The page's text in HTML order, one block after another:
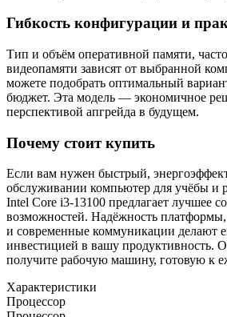
Гибкость конфигурации и
Тип и объём оперативной памяти,
видеопамяти зависят от выбранной
можете подобрать оптимальный
бюджет. Эта модель — экономичное
перспективой апгрейда в будущем.
Почему стоит купить
Если вам нужен быстрый,
обслуживании компьютер для учёбы и
Intel Core i3-13100 предлагает лучшее
возможностей. Надёжность
и современные коммуникации делают
инвестицией в вашу продуктивность.
получите рабочую машину, готовую к
Характеристики
Процессор